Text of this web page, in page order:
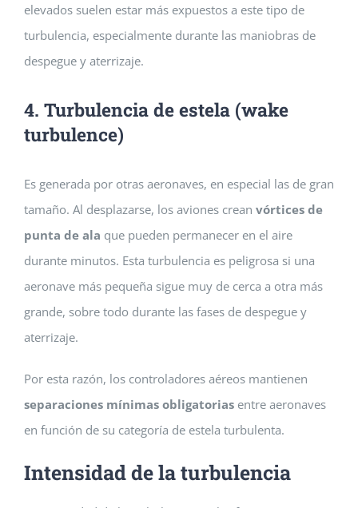
elevados suelen estar más expuestos a este tipo de
turbulencia, especialmente durante las maniobras de
despegue y aterrizaje.
4. Turbulencia de estela (wake
turbulence)
Es generada por otras aeronaves, en especial las de gran
tamaño. Al desplazarse, los aviones crean vórtices de
punta de ala que pueden permanecer en el aire
durante minutos. Esta turbulencia es peligrosa si una
aeronave más pequeña sigue muy de cerca a otra más
grande, sobre todo durante las fases de despegue y
aterrizaje.
Por esta razón, los controladores aéreos mantienen
separaciones mínimas obligatoriasentre aeronaves
en función de su categoría de estela turbulenta.
Intensidad de la turbulencia